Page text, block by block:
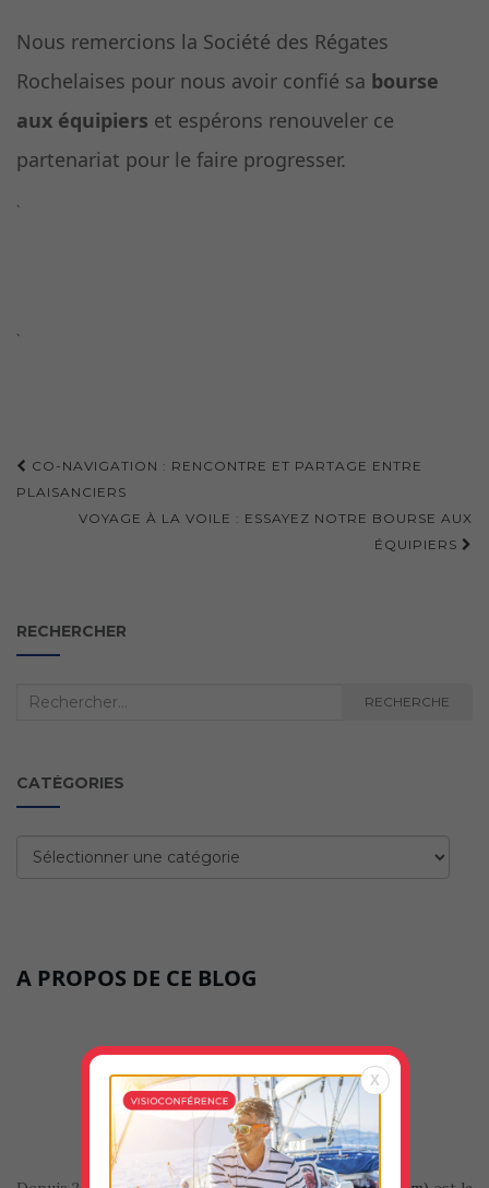
Nous remercions la Société des Régates
Rochelaises pour nous avoir confié sa bourse
aux équipiers et espérons renouveler ce
partenariat pour le faire progresser.
`
`
Navigation
d'article
CO-NAVIGATION : RENCONTRE ET PARTAGE ENTRE
PLAISANCIERS
VOYAGE À LA VOILE : ESSAYEZ NOTRE BOURSE AUX
ÉQUIPIERS
RECHERCHER
Recherche
RECHERCHE
CATÉGORIES
Catégories
A PROPOS DE CE BLOG
X